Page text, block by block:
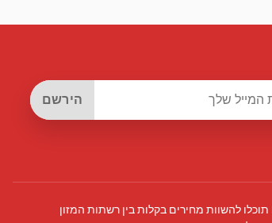
הירשם
להשוות מחירים בקלות בין רשתות המזון